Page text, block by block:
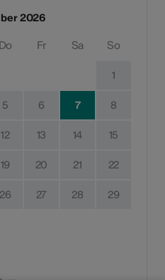
2026
Do Fr Sa So
1
5 6 7 8
12 13 14 15
19 20 21 22
26 27 28 29